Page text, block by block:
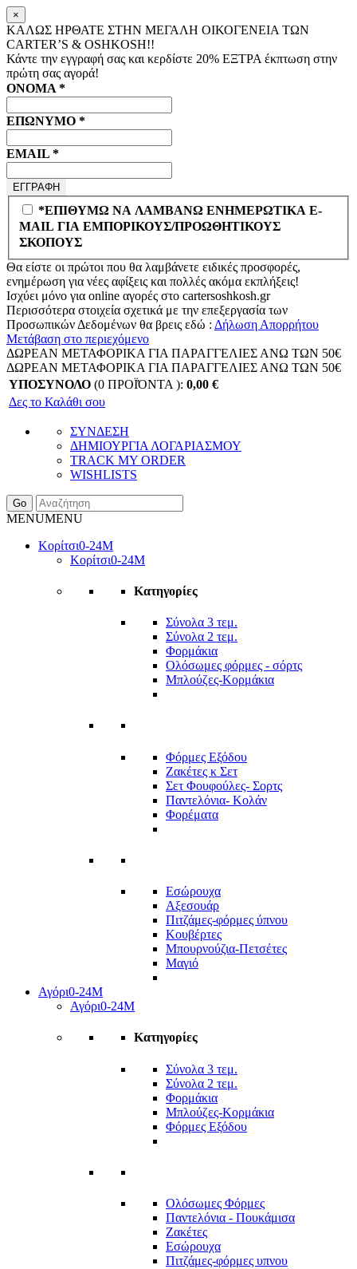
×
ΚΑΛΩΣ ΗΡΘΑΤΕ ΣΤΗΝ ΜΕΓΑΛΗ ΟΙΚΟΓΕΝΕΙΑ ΤΩΝ
CARTER’S & OSHKOSH!!
Κάντε την εγγραφή σας και κερδίστε 20% ΕΞΤΡΑ έκπτωση στην
πρώτη σας αγορά!
ΟΝΟΜΑ *
ΕΠΩΝΥΜΟ *
EMAIL *
*ΕΠΙΘΥΜΩ ΝΑ ΛΑΜΒΑΝΩ ΕΝΗΜΕΡΩΤΙΚΑ E-
MAIL ΓΙΑ ΕΜΠΟΡΙΚΟΥΣ/ΠΡΟΩΘΗΤΙΚΟΥΣ
ΣΚΟΠΟΥΣ
Θα είστε οι πρώτοι που θα λαμβάνετε ειδικές προσφορές,
ενημέρωση για νέες αφίξεις και πολλές ακόμα εκπλήξεις!
Ισχύει μόνο για online αγορές στο cartersoshkosh.gr
Περισσότερα στοιχεία σχετικά με την επεξεργασία των
Προσωπικών Δεδομένων θα βρεις εδώ : Δήλωση Απορρήτου
Μετάβαση στο περιεχόμενο
ΔΩΡΕΑΝ ΜΕΤΑΦΟΡΙΚΑ ΓΙΑ ΠΑΡΑΓΓΕΛΙΕΣ ΑΝΩ ΤΩΝ 50€
ΔΩΡΕΑΝ ΜΕΤΑΦΟΡΙΚΑ ΓΙΑ ΠΑΡΑΓΓΕΛΙΕΣ ΑΝΩ ΤΩΝ 50€
ΥΠΟΣΥΝΟΛΟ (0 ΠΡΟΪΌΝΤΑ ): 0,00 €
Δες το Καλάθι σου
ΣΥΝΔΕΣΗ
ΔΗΜΙΟΥΡΓΙΑ ΛΟΓΑΡΙΑΣΜΟΥ
TRACK MY ORDER
WISHLISTS
Go
MENUMENU
Κορίτσι0-24Μ
Κορίτσι0-24Μ
Κατηγορίες
Σύνολα 3 τεμ.
Σύνολα 2 τεμ.
Φορμάκια
Ολόσωμες φόρμες - σόρτς
Μπλούζες-Κορμάκια
Φόρμες Εξόδου
Ζακέτες κ Σετ
Σετ Φουφούλες- Σορτς
Παντελόνια- Κολάν
Φορέματα
Εσώρουχα
Αξεσουάρ
Πιτζάμες-φόρμες ύπνου
Κουβέρτες
Μπουρνούζια-Πετσέτες
Μαγιό
Αγόρι0-24Μ
Αγόρι0-24Μ
Κατηγορίες
Σύνολα 3 τεμ.
Σύνολα 2 τεμ.
Φορμάκια
Μπλούζες-Κορμάκια
Φόρμες Εξόδου
Ολόσωμες Φόρμες
Παντελόνια - Πουκάμισα
Ζακέτες
Εσώρουχα
Πιτζάμες-φόρμες υπνου